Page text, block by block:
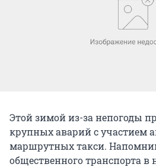
Этой зимой из-за непогоды
крупных аварий с участием
маршрутных такси.
общественного транспорта в